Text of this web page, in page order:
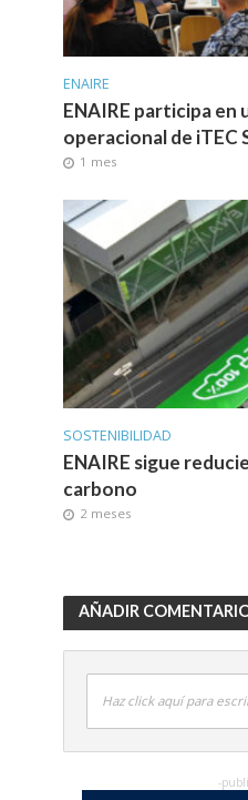
ENAIRE
ENAIRE participa en
operacional de iTEC
1 mes
SOSTENIBILIDAD
ENAIRE sigue
carbono
2 meses
AÑADIR
Haz click aquí para